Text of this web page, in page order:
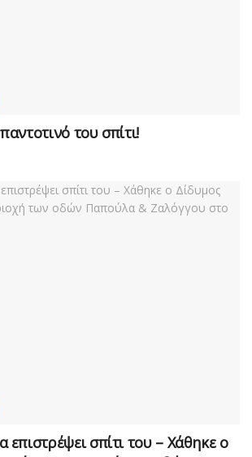
του σπίτι!
επιστρέψει σπίτι του – Χάθηκε ο